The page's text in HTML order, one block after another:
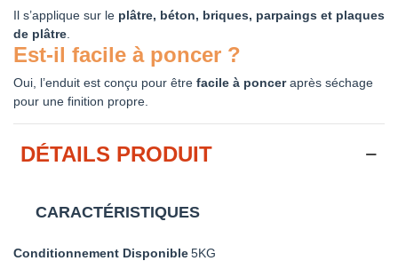
Il s’applique sur le plâtre, béton, briques, parpaings et plaques
de plâtre
Est-il facile à poncer ?
Oui, l’enduit est conçu pour être facile à ponceraprès séchage
pour une finition propre.
DÉTAILS PRODUIT
CARACTÉRISTIQUES
Conditionnement Disponible5KG